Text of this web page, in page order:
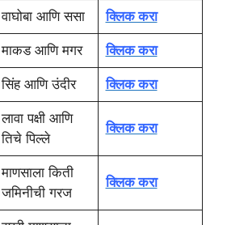
वाघोबा आणि ससा क्लिक करा
माकड आणि मगर क्लिक करा
सिंह आणि उंदीर क्लिक करा
लावा पक्षी आणि
तिचे पिल्ले
क्लिक करा
माणसाला किती
जमिनीची गरज
क्लिक करा